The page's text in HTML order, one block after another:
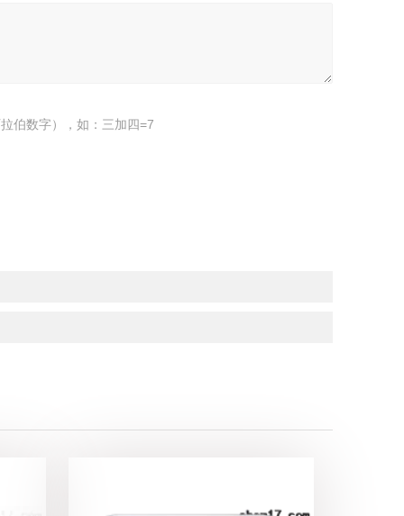
伯数字），如：三加四=7